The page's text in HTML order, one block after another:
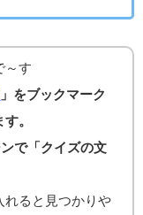
～す
」をブックマーク
。
で「クイズの文
れると見つかりや